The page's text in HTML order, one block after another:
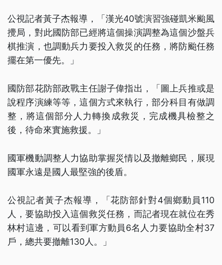
公視記者黃子杰報導，「漢光40號演習強碰凱米颱風
攪局，對此國防部已經將這個操演調整為這個沙盤兵
棋推演，也調動兵力要投入救災的任務，將防颱任務
擺在第一優先。」
國防部花防部政戰主任謝子偉指出，「圖上兵推或是
說程序演練等等，這個方式來執行，部分科目有做調
整，將這個部分人力轉換成救災，完成機具檢整之
後，待命來實施救援。」
國軍機動調整人力協助掌握災情以及撤離鄉民，展現
國軍永遠是國人最堅強的後盾。
公視記者黃子杰報導，「花防部針對4個鄉動員110
人，要協助投入這個救災任務，而記者現在就位在秀
林村這邊，可以看到軍方動員6名人力要協助全村37
戶，總共要撤離130人。」